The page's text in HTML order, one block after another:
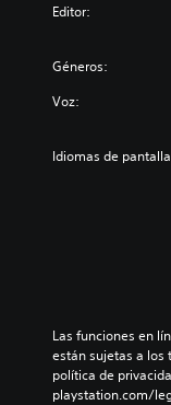
Editor:
Géneros:
Voz:
Idiomas de
Las funciones en
están sujetas a los
política de
playstation.com/